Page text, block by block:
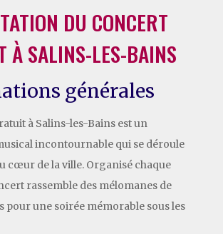
DU CONCERT
À SALINS-LES-BAINS
générales
à Salins-les-Bains est un
incontournable qui se déroule
cœur de la ville. Organisé chaque
rassemble des mélomanes de
pour une soirée mémorable sous les